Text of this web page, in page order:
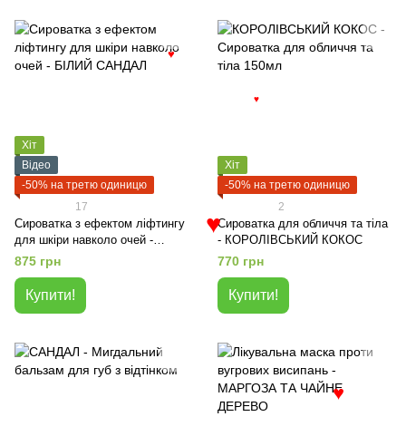
Хіт
Відео
-50% на третю одиницю
17
Сироватка з ефектом ліфтингу
для шкіри навколо очей -
БІЛИЙ САНДАЛ
875 грн
Купити!
Хіт
-50% на третю одиницю
2
Cироватка для обличчя та тіла
- КОРОЛІВСЬКИЙ КОКОС
770 грн
Купити!
♥